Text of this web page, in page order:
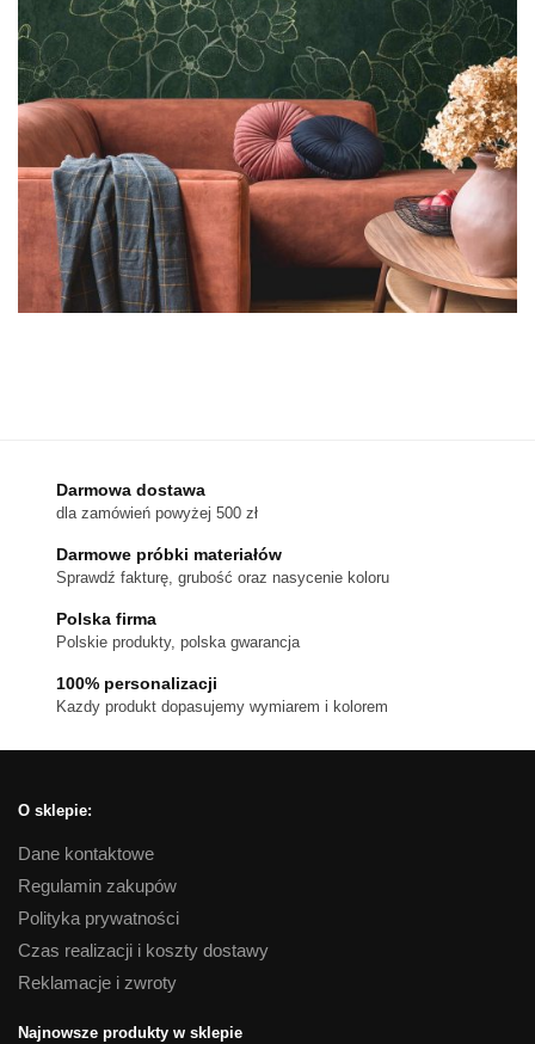
Darmowa dostawa
dla zamówień powyżej 500 zł
Darmowe próbki materiałów
Sprawdź fakturę, grubość oraz nasycenie koloru
Polska firma
Polskie produkty, polska gwarancja
100% personalizacji
Kazdy produkt dopasujemy wymiarem i kolorem
O sklepie:
Dane kontaktowe
Regulamin zakupów
Polityka prywatności
Czas realizacji i koszty dostawy
Reklamacje i zwroty
Najnowsze produkty w sklepie